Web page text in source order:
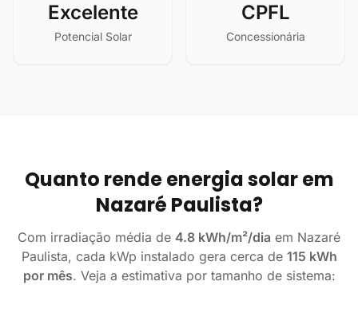
Excelente
Potencial Solar
CPFL
Concessionária
Quanto rende energia solar em
Nazaré Paulista?
Com irradiação média de 4.8 kWh/m²/dia em Nazaré
Paulista, cada kWp instalado gera cerca de 115 kWh
por mês. Veja a estimativa por tamanho de sistema: